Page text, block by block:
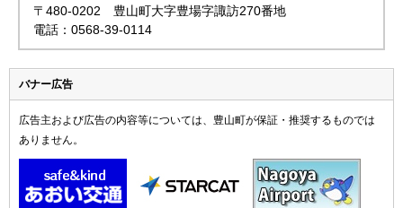
〒480-0202 豊山町大字豊場字諏訪270番地
電話：0568-39-0114
バナー広告
広告主および広告の内容等については、豊山町が保証・推奨するものでは
ありません。